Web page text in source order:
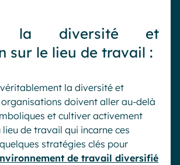
la diversité et
sur le lieu de travail :
la diversité et
organisations doivent aller au-delà
et cultiver activement
lieu de travail qui incarne ces
stratégies clés pour
de travail diversifié